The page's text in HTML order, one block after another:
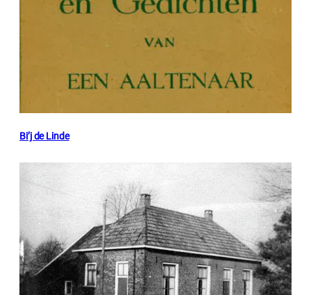
Bi’j de Linde